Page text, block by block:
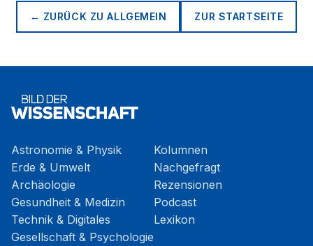
← ZURÜCK ZUALLGEMEIN ZUR STARTSEITE
Astronomie & Physik
Erde & Umwelt
Archäologie
Gesundheit & Medizin
Technik & Digitales
Gesellschaft & Psychologie
Kolumnen
Nachgefragt
Rezensionen
Podcast
Lexikon